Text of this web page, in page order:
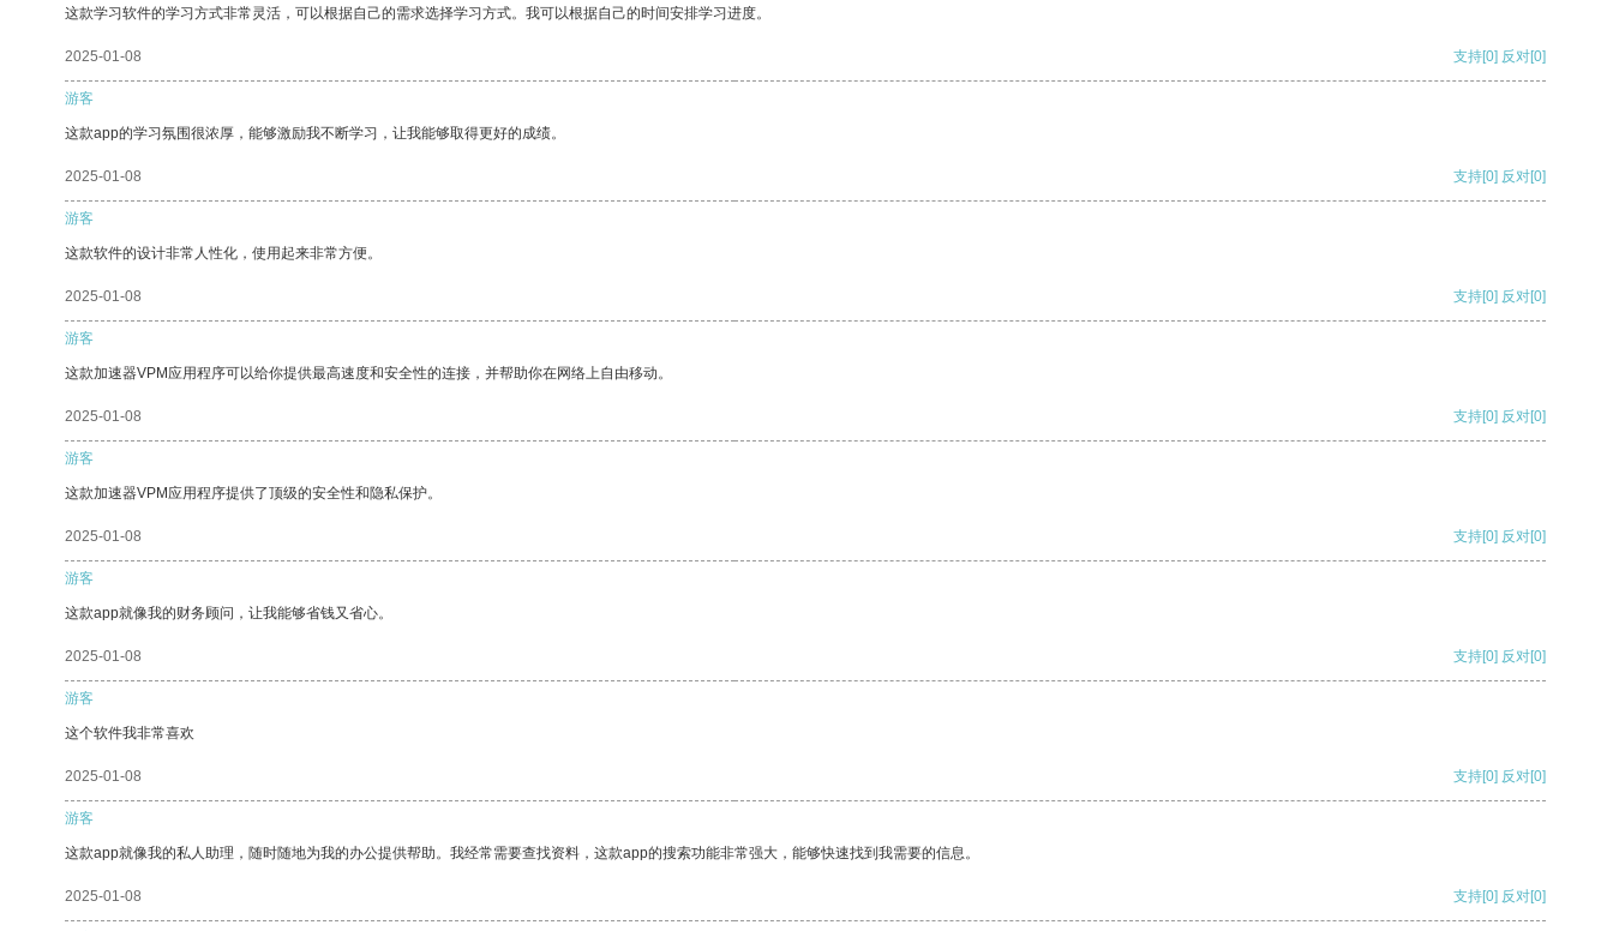
这款学习软件的学习方式非常灵活，可以根据自己的需求选择学习方式。我可以根据自己的时间安排学习进度。
2025-01-08 支持[0] 反对[0]
游客
这款app的学习氛围很浓厚，能够激励我不断学习，让我能够取得更好的成绩。
2025-01-08 支持[0] 反对[0]
游客
这款软件的设计非常人性化，使用起来非常方便。
2025-01-08 支持[0] 反对[0]
游客
这款加速器VPM应用程序可以给你提供最高速度和安全性的连接，并帮助你在网络上自由移动。
2025-01-08 支持[0] 反对[0]
游客
这款加速器VPM应用程序提供了顶级的安全性和隐私保护。
2025-01-08 支持[0] 反对[0]
游客
这款app就像我的财务顾问，让我能够省钱又省心。
2025-01-08 支持[0] 反对[0]
游客
这个软件我非常喜欢
2025-01-08 支持[0] 反对[0]
游客
这款app就像我的私人助理，随时随地为我的办公提供帮助。我经常需要查找资料，这款app的搜索功能非常强大，能够快速找到我需要的信息。
2025-01-08 支持[0] 反对[0]